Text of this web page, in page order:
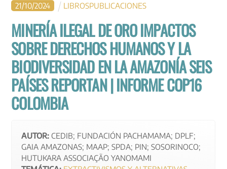
21/10/2024 LIBROSPUBLICACIONES
MINERÍA ILEGAL DE ORO IMPACTOS
SOBRE DERECHOS HUMANOS Y LA
BIODIVERSIDAD EN LA AMAZONÍA SEIS
PAÍSES REPORTAN | INFORME COP16
COLOMBIA
AUTOR: CEDIB; FUNDACIÓN PACHAMAMA; DPLF;
GAIA AMAZONAS; MAAP; SPDA; PIN; SOSORINOCO;
HUTUKARA ASSOCIAÇÃO YANOMAMI